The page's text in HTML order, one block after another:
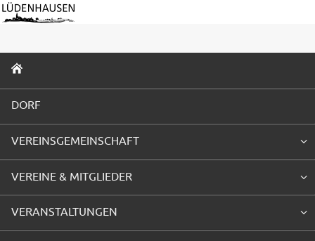
Zum
Inhalt
INHALT
SPRINGEN
DORF
VEREINSGEMEINSCHAFT
VEREINE & MITGLIEDER
VERANSTALTUNGEN